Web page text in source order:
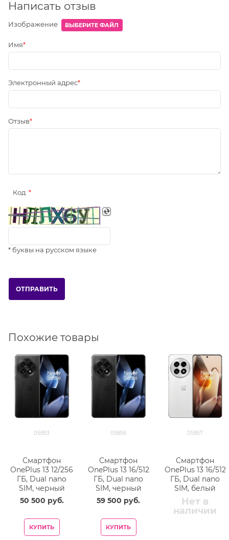
Написать отзыв
Изображение ВЫБЕРИТЕ ФАЙЛ
Имя
Электронный адрес
Отзыв
Код
* буквы на русском языке
Похожие товары
05853
Смартфон
OnePlus 13 12/256
ГБ, Dual nano
SIM, черный
50 500 руб.
КУПИТЬ
05856
Смартфон
OnePlus 13 16/512
ГБ, Dual nano
SIM, черный
59 500 руб.
КУПИТЬ
05857
Смартфон
OnePlus 13 16/512
ГБ, Dual nano
SIM, белый
Нет в
наличии